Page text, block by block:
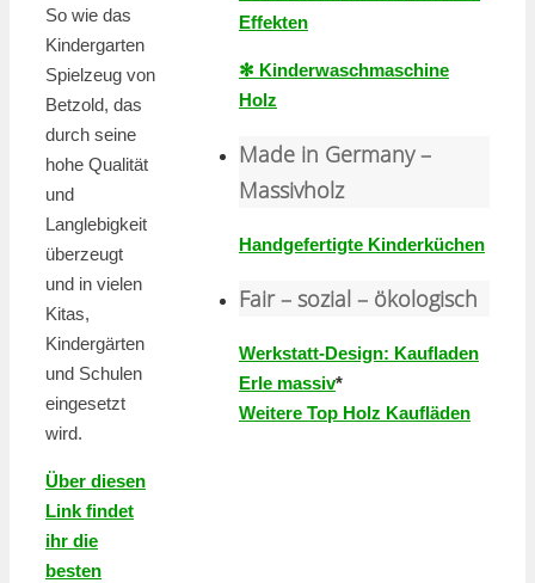
So wie das
Kindergarten
Spielzeug von
Betzold, das
durch seine
hohe Qualität
und
Langlebigkeit
überzeugt
und in vielen
Kitas,
Kindergärten
und Schulen
eingesetzt
wird.
Über diesen
Link findet
ihr die
besten
Effekten
✻ Kinderwaschmaschine
Holz
Made in Germany –
Massivholz
Handgefertigte Kinderküchen
Fair – sozial – ökologisch
Werkstatt-Design: Kaufladen
Erle massiv*
Weitere Top Holz Kaufläden